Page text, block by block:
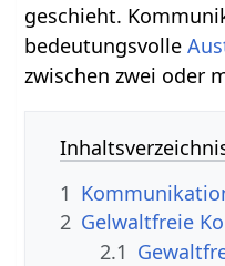
geschieht.
bedeutungsvolle
zwischen zwei oder
1
2 Gelwaltfreie
2.1